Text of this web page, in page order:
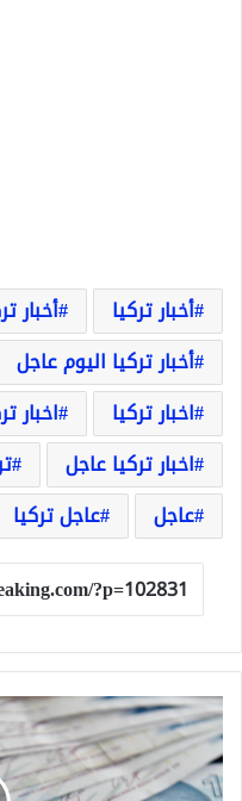
أخبار تركيا
أخبار
أخبار تركيا اليوم عاجل
اخبار تركيا
اخبار
اخبار تركيا عاجل
عاجل
عاجل تركيا
الدولار
يرتفع
..
انخفاض